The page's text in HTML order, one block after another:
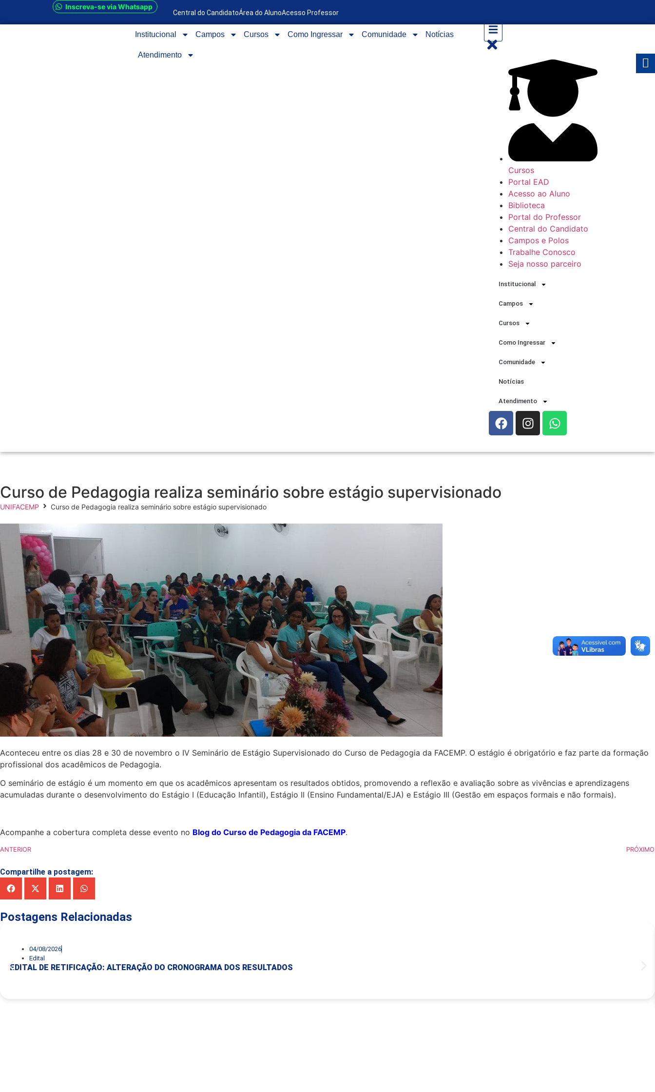
Inscreva-se via Whatsapp
Central do CandidatoÁrea do AlunoAcesso Professor
Institucional Campos Cursos Como Ingressar Comunidade Notícias
Atendimento
Cursos
Portal EAD
Acesso ao Aluno
Biblioteca
Portal do Professor
Central do Candidato
Campos e Polos
Trabalhe Conosco
Seja nosso parceiro
Institucional
Campos
Cursos
Como Ingressar
Comunidade
Notícias
Atendimento
Curso de Pedagogia realiza seminário sobre estágio supervisionado
UNIFACEMP Curso de Pedagogia realiza seminário sobre estágio supervisionado
Aconteceu entre os dias 28 e 30 de novembro o IV Seminário de Estágio Supervisionado do Curso de Pedagogia da FACEMP. O estágio é obrigatório e faz parte da formação
profissional dos acadêmicos de Pedagogia.
O seminário de estágio é um momento em que os acadêmicos apresentam os resultados obtidos, promovendo a reflexão e avaliação sobre as vivências e aprendizagens
acumuladas durante o desenvolvimento do Estágio I (Educação Infantil), Estágio II (Ensino Fundamental/EJA) e Estágio III (Gestão em espaços formais e não formais).
Acompanhe a cobertura completa desse evento no Blog do Curso de Pedagogia da FACEMP.
ANTERIOR PRÓXIMO
Compartilhe a postagem:
Postagens Relacionadas
04/08/2026
Edital
EDITAL DE RETIFICAÇÃO: ALTERAÇÃO DO CRONOGRAMA DOS RESULTADOS